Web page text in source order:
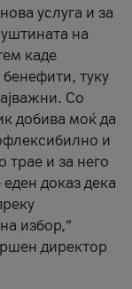
услуга и за
на
каде
туку
Со
добива моќ да
и
трае и за него
доказ дека
избор,“
директор